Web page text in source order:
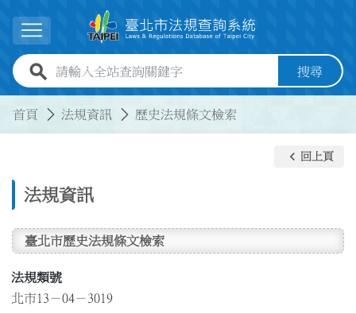
展開選單
全站查詢關鍵字欄位 搜尋
首頁 法規資訊 歷史法規條文檢索
法規資訊
keyboard_arrow_left 回上頁
臺北市歷史法規條文檢索
法規類號
北市13－04－3019